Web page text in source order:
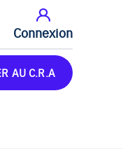
Connexion
AU C.R.A